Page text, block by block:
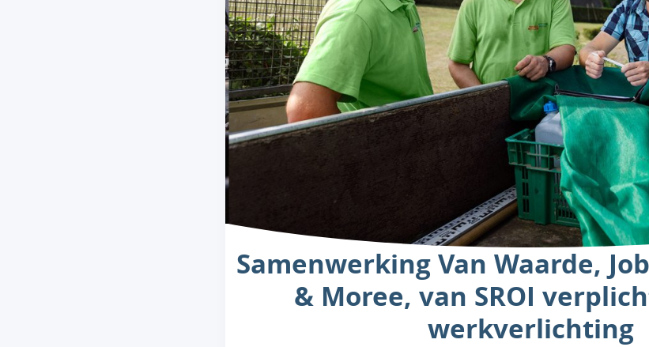
Samenwerking Van Waarde,
& Moree, van SROI
werkverlichting